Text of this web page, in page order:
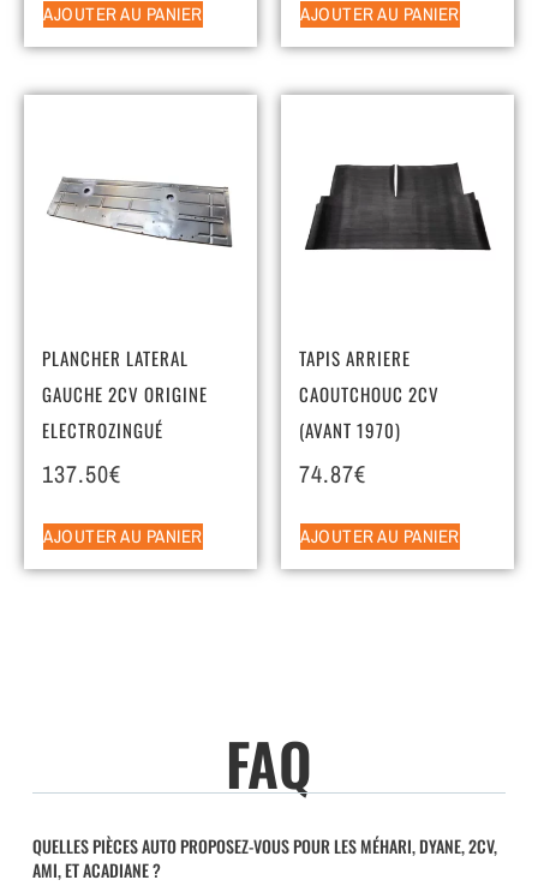
AJOUTER AU PANIER AJOUTER AU PANIER
PLANCHER LATERAL
GAUCHE 2CV ORIGINE
ELECTROZINGUÉ
137.50€
AJOUTER AU PANIER
TAPIS ARRIERE
CAOUTCHOUC 2CV
(AVANT 1970)
74.87€
AJOUTER AU PANIER
FAQ
QUELLES PIÈCES AUTO PROPOSEZ-VOUS POUR LES MÉHARI, DYANE, 2CV,
AMI, ET ACADIANE ?